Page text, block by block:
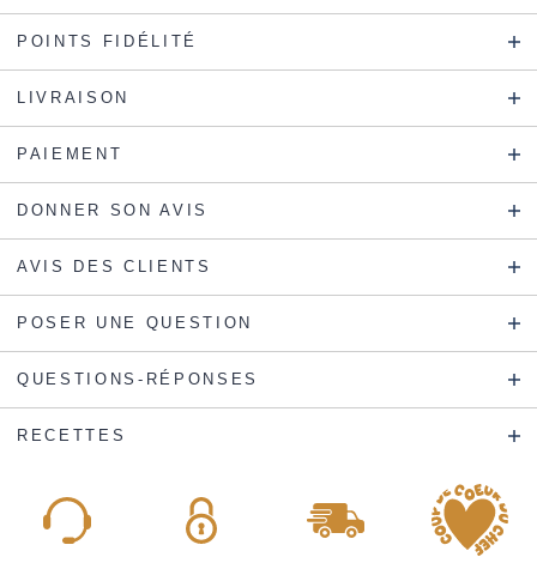
POINTS FIDÉLITÉ
LIVRAISON
PAIEMENT
DONNER SON AVIS
AVIS DES CLIENTS
POSER UNE QUESTION
QUESTIONS-RÉPONSES
RECETTES